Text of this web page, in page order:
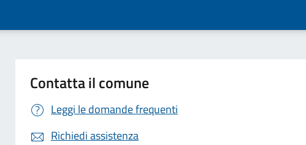
Contatta il comune
Leggi le domande frequenti
Richiedi assistenza